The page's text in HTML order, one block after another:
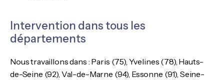
Intervention dans tous les
départements
Nous travaillons dans : Paris (75), Yvelines (78), Hauts-
de-Seine (92), Val-de-Marne (94), Essonne (91), Seine-